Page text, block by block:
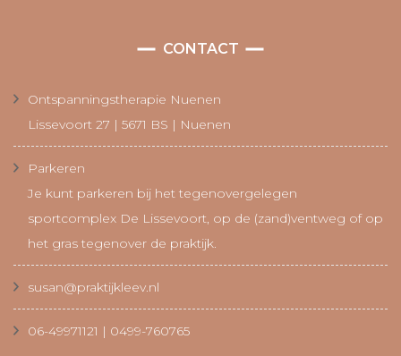
CONTACT
Ontspanningstherapie Nuenen
Lissevoort 27 | 5671 BS | Nuenen
Parkeren
Je kunt parkeren bij het tegenovergelegen
sportcomplex De Lissevoort, op de (zand)ventweg of op
het gras tegenover de praktijk.
susan@praktijkleev.nl
06-49971121 | 0499-760765